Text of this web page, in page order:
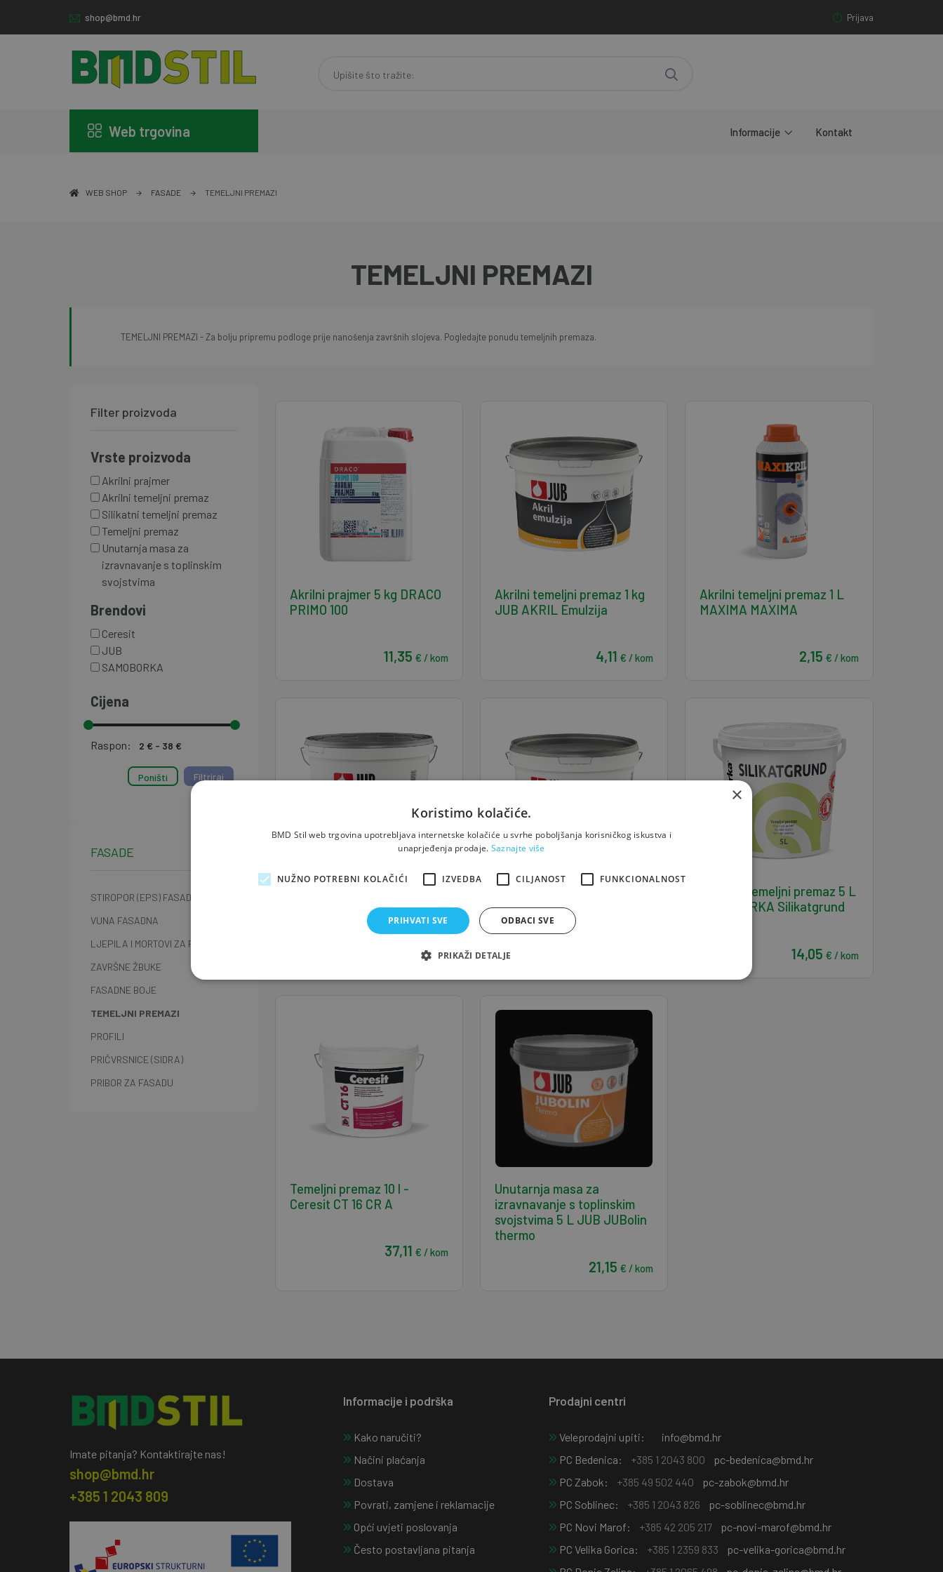
shop@bmd.hr Prijava
Web trgovina Informacije Kontakt
WEB SHOP FASADE TEMELJNI PREMAZI
TEMELJNI PREMAZI
TEMELJNI PREMAZI - Za bolju pripremu podloge prije nanošenja završnih slojeva. Pogledajte ponudu temeljnih premaza.
Filter proizvoda
Vrste proizvoda
Akrilni prajmer
Akrilni temeljni premaz
Silikatni temeljni premaz
Temeljni premaz
Unutarnja masa za
izravnavanje s toplinskim
svojstvima
Brendovi
Ceresit
JUB
SAMOBORKA
Cijena
Raspon:
Poništi
FASADE
STIROPOR (EPS) FASADNI
VUNA FASADNA
LJEPILA I MORTOVI ZA FASADU
ZAVRŠNE ŽBUKE
FASADNE BOJE
TEMELJNI PREMAZI
PROFILI
PRIČVRSNICE (SIDRA)
PRIBOR ZA FASADU
Akrilni prajmer 5 kg DRACO
PRIMO 100
11,35 € / kom
Akrilni temeljni premaz 1 kg
JUB AKRIL Emulzija
4,11€ / kom
Akrilni temeljni premaz 1 L
MAXIMA MAXIMA
2,15 € / kom
Akrilni temeljni premaz 18 kg
JUB AKRIL Emulzija
€ / kom
Akrilni temeljni premaz 5 kg
JUB AKRIL Emulzija
Silikatni temeljni premaz 5 L
SAMOBORKA Silikatgrund
14,05 € / kom
Temeljni premaz 10 l -
Ceresit CT 16 CR A
37,11 € / kom
Unutarnja masa za
izravnavanje s toplinskim
svojstvima 5 L JUB JUBolin
thermo
21,15€ / kom
Imate pitanja? Kontaktirajte nas!
shop@bmd.hr
+385 1 2043 809
Informacije i podrška
Kako naručiti?
Načini plaćanja
Dostava
Povrati, zamjene i reklamacije
Opći uvjeti poslovanja
Često postavljana pitanja
Prodajni centri
Veleprodajni upiti:
info@bmd.hr
PC Bedenica:
+385 1 2043 800
pc-bedenica@bmd.hr
PC Zabok:
+385 49 502 440
pc-zabok@bmd.hr
PC Soblinec:
+385 1 2043 826
pc-soblinec@bmd.hr
PC Novi Marof:
+385 42 205 217
pc-novi-marof@bmd.hr
PC Velika Gorica:
+385 1 2359 833
pc-velika-gorica@bmd.hr
×
Koristimo kolačiće.
BMD Stil web trgovina upotrebljava internetske kolačiće u svrhe poboljšanja korisničkog iskustva i
unaprjeđenja prodaje. Saznajte više
NUŽNO POTREBNI KOLAČIĆI IZVEDBA CILJANOST FUNKCIONALNOST
PRIHVATI SVE ODBACI SVE
PRIKAŽI DETALJE